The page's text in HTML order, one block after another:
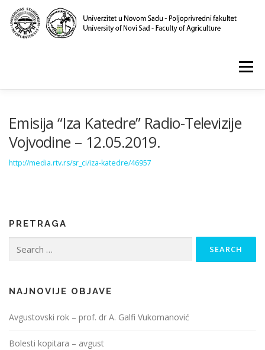
content
Menu
Emisija “Iza Katedre” Radio-Televizije
Vojvodine – 12.05.2019.
http://media.rtv.rs/sr_ci/iza-katedre/46957
PRETRAGA
for:
NAJNOVIJE OBJAVE
Avgustovski rok – prof. dr A. Galfi Vukomanović
Bolesti kopitara – avgust